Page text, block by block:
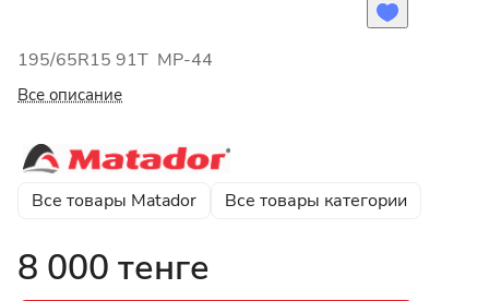
195/65R15 91T MP-44
Все описание
Все товары Matador Все товары категории
8 000 тенге